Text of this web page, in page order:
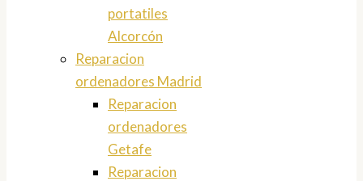
portatiles
Alcorcón
Reparacion
ordenadores Madrid
Reparacion
ordenadores
Getafe
Reparacion